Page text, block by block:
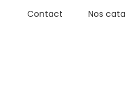
Contact Nos